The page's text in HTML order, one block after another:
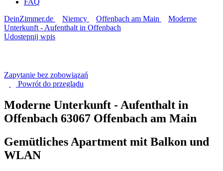
FAQ
DeinZimmer.de
Niemcy Offenbach am Main
Moderne
Unterkunft - Aufenthalt in Offenbach
Udostępnij wpis
Zapytanie bez zobowiązań
Powrót do przeglądu
Moderne Unterkunft - Aufenthalt in
Offenbach 63067 Offenbach am Main
Gemütliches Apartment mit Balkon und
WLAN